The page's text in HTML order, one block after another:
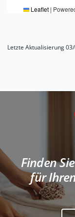
Leaflet |
Letzte Aktualisierung
Finden
für